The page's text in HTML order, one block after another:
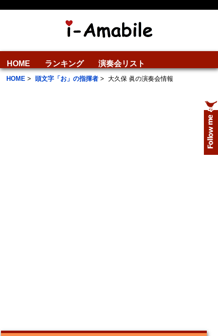
HOME ランキング 演奏会リスト
HOME > 頭文字「お」の指揮者 > 大久保 眞の演奏会情報